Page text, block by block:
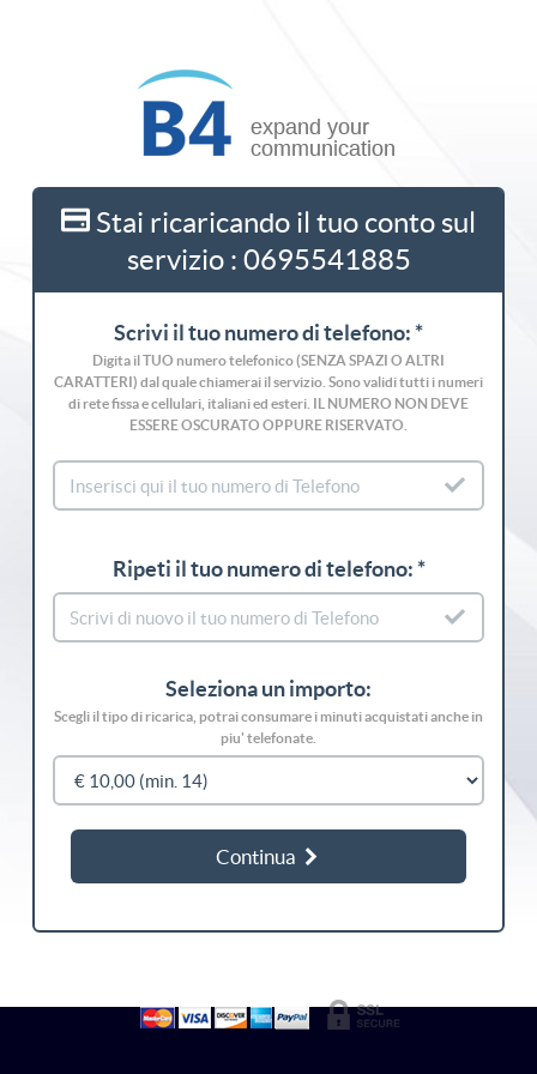
Stai ricaricando il tuo conto sul
servizio : 0695541885
Scrivi il tuo numero di telefono: *
Digita il TUO numero telefonico (SENZA SPAZI O ALTRI
CARATTERI) dal quale chiamerai il servizio. Sono validi tutti i numeri
di rete fissa e cellulari, italiani ed esteri. IL NUMERO NON DEVE
ESSERE OSCURATO OPPURE RISERVATO.
Ripeti il tuo numero di telefono: *
Seleziona un importo:
Scegli il tipo di ricarica, potrai consumare i minuti acquistati anche in
piu' telefonate.
Continua